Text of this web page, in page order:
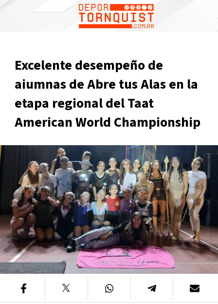
Excelente desempeño de
aiumnas de Abre tus Alas en la
etapa regional del Taat
American World Championship